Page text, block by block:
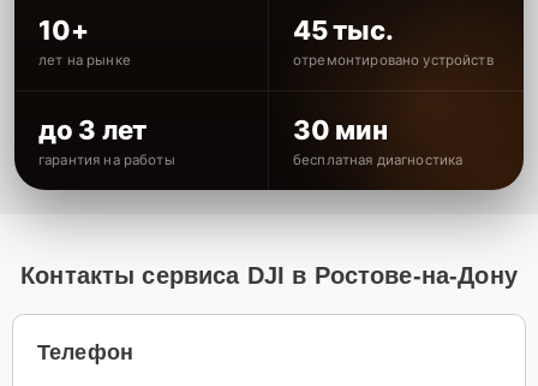
10+
лет на рынке
45 тыс.
отремонтировано устройств
до 3 лет
гарантия на работы
30 мин
бесплатная диагностика
Контакты сервиса DJI в Ростове-на-Дону
Телефон